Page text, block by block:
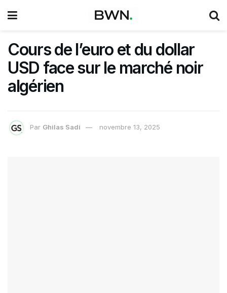
Cours de l’euro et du dollar
USD face sur le marché noir
algérien
Par Ghilas Sadi novembre 13, 2025